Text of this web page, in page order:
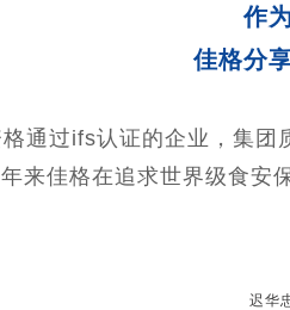
作
佳格分
通过ifs认证的企业，集团
来佳格在追求世界级食安
迟华